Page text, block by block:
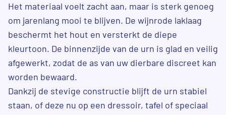
Het materiaal voelt zacht aan, maar is sterk genoeg
om jarenlang mooi te blijven. De wijnrode laklaag
beschermt het hout en versterkt de diepe
kleurtoon. De binnenzijde van de urn is glad en veilig
afgewerkt, zodat de as van uw dierbare discreet kan
worden bewaard.
Dankzij de stevige constructie blijft de urn stabiel
staan, of deze nu op een dressoir, tafel of speciaal